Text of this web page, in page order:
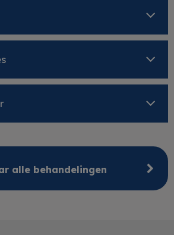
alle behandelingen